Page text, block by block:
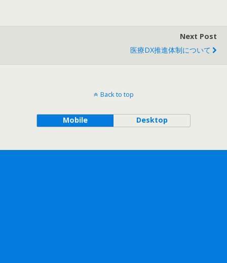
Next Post
医療DX推進体制について
Back to top
Mobile Desktop